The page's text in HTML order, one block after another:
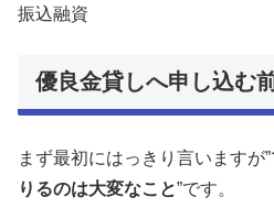
振込融資
優良金貸しへ申し込む
まず最初にはっきり言いますが”
りるのは大変なこと”です。